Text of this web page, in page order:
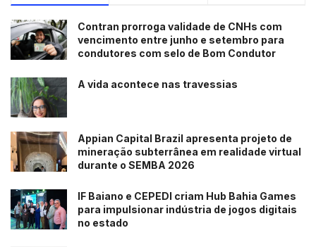
Contran prorroga validade de CNHs com
vencimento entre junho e setembro para
condutores com selo de Bom Condutor
A vida acontece nas travessias
Appian Capital Brazil apresenta projeto de
mineração subterrânea em realidade virtual
durante o SEMBA 2026
IF Baiano e CEPEDI criam Hub Bahia Games
para impulsionar indústria de jogos digitais
no estado